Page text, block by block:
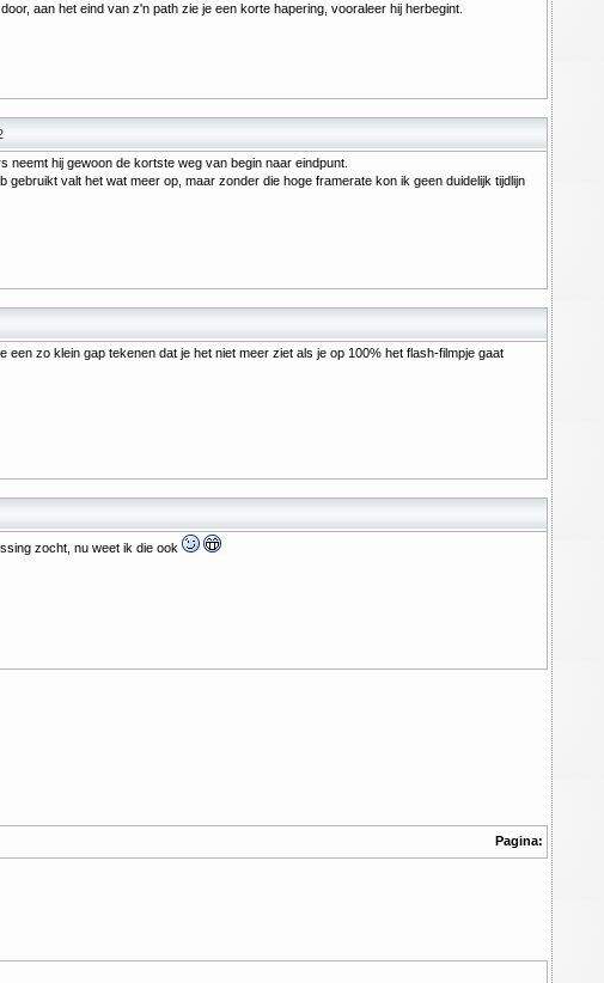
aan het eind van z'n path zie je een korte hapering, vooraleer hij herbegint.
neemt hij gewoon de kortste weg van begin naar eindpunt.
gebruikt valt het wat meer op, maar zonder die hoge framerate kon ik geen duidelijk tijdlijn
een zo klein gap tekenen dat je het niet meer ziet als je op 100% het flash-filmpje gaat
zocht, nu weet ik die ook
Pagina: